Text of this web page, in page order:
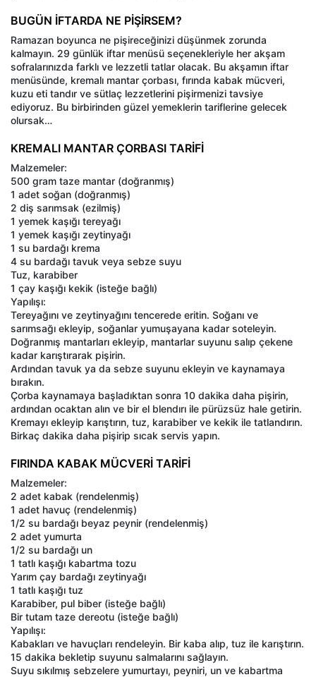
BUGÜN İFTARDA NE PİŞİRSEM?
Ramazan boyunca ne pişireceğinizi düşünmek zorunda
kalmayın. 29 günlük iftar menüsü seçenekleriyle her akşam
sofralarınızda farklı ve lezzetli tatlar olacak. Bu akşamın iftar
menüsünde, kremalı mantar çorbası, fırında kabak mücveri,
kuzu eti tandır ve sütlaç lezzetlerini pişirmenizi tavsiye
ediyoruz. Bu birbirinden güzel yemeklerin tariflerine gelecek
olursak…
KREMALI MANTAR ÇORBASI TARİFİ
Malzemeler:
500 gram taze mantar (doğranmış)
1 adet soğan (doğranmış)
2 diş sarımsak (ezilmiş)
1 yemek kaşığı tereyağı
1 yemek kaşığı zeytinyağı
1 su bardağı krema
4 su bardağı tavuk veya sebze suyu
Tuz, karabiber
1 çay kaşığı kekik (isteğe bağlı)
Yapılışı:
Tereyağını ve zeytinyağını tencerede eritin. Soğanı ve
sarımsağı ekleyip, soğanlar yumuşayana kadar soteleyin.
Doğranmış mantarları ekleyip, mantarlar suyunu salıp çekene
kadar karıştırarak pişirin.
Ardından tavuk ya da sebze suyunu ekleyin ve kaynamaya
bırakın.
Çorba kaynamaya başladıktan sonra 10 dakika daha pişirin,
ardından ocaktan alın ve bir el blendırı ile pürüzsüz hale getirin.
Kremayı ekleyip karıştırın, tuz, karabiber ve kekik ile tatlandırın.
Birkaç dakika daha pişirip sıcak servis yapın.
FIRINDA KABAK MÜCVERİ TARİFİ
Malzemeler:
2 adet kabak (rendelenmiş)
1 adet havuç (rendelenmiş)
1/2 su bardağı beyaz peynir (rendelenmiş)
2 adet yumurta
1/2 su bardağı un
1 tatlı kaşığı kabartma tozu
Yarım çay bardağı zeytinyağı
1 tatlı kaşığı tuz
Karabiber, pul biber (isteğe bağlı)
Bir tutam taze dereotu (isteğe bağlı)
Yapılışı:
Kabakları ve havuçları rendeleyin. Bir kaba alıp, tuz ile karıştırın.
15 dakika bekletip suyunu salmalarını sağlayın.
Suyu sıkılmış sebzelere yumurtayı, peyniri, un ve kabartma